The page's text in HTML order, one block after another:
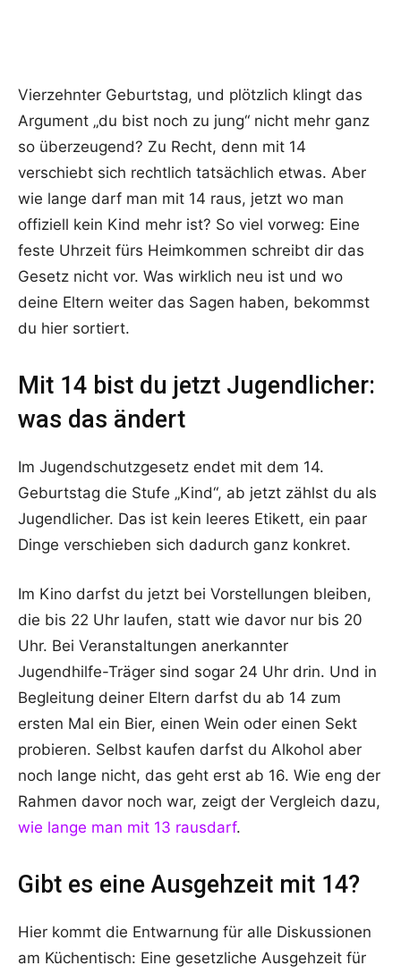
Vierzehnter Geburtstag, und plötzlich klingt das
Argument „du bist noch zu jung“ nicht mehr ganz
so überzeugend? Zu Recht, denn mit 14
verschiebt sich rechtlich tatsächlich etwas. Aber
wie lange darf man mit 14 raus, jetzt wo man
offiziell kein Kind mehr ist? So viel vorweg: Eine
feste Uhrzeit fürs Heimkommen schreibt dir das
Gesetz nicht vor. Was wirklich neu ist und wo
deine Eltern weiter das Sagen haben, bekommst
du hier sortiert.
Mit 14 bist du jetzt Jugendlicher:
was das ändert
Im Jugendschutzgesetz endet mit dem 14.
Geburtstag die Stufe „Kind“, ab jetzt zählst du als
Jugendlicher. Das ist kein leeres Etikett, ein paar
Dinge verschieben sich dadurch ganz konkret.
Im Kino darfst du jetzt bei Vorstellungen bleiben,
die bis 22 Uhr laufen, statt wie davor nur bis 20
Uhr. Bei Veranstaltungen anerkannter
Jugendhilfe-Träger sind sogar 24 Uhr drin. Und in
Begleitung deiner Eltern darfst du ab 14 zum
ersten Mal ein Bier, einen Wein oder einen Sekt
probieren. Selbst kaufen darfst du Alkohol aber
noch lange nicht, das geht erst ab 16. Wie eng der
Rahmen davor noch war, zeigt der Vergleich dazu,
wie lange man mit 13 rausdarf.
Gibt es eine Ausgehzeit mit 14?
Hier kommt die Entwarnung für alle Diskussionen
am Küchentisch: Eine gesetzliche Ausgehzeit für